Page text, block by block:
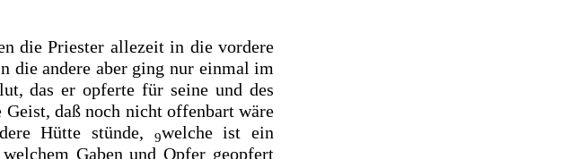
die Priester allezeit in die vordere
die andere aber ging nur einmal im
das er opferte für seine und des
daß noch nicht offenbart wäre
Hütte stünde, 9welche ist ein
Gaben und Opfer geopfert